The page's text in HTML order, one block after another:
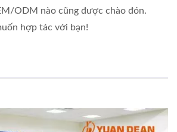
ODM nào cũng được chào đón.
hợp tác với bạn!